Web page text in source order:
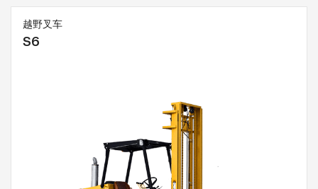
越野叉车
S6